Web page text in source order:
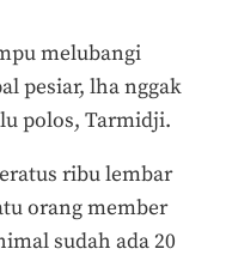
melubangi
pesiar, lha nggak
polos, Tarmidji.
ribu lembar
orang member
sudah ada 20